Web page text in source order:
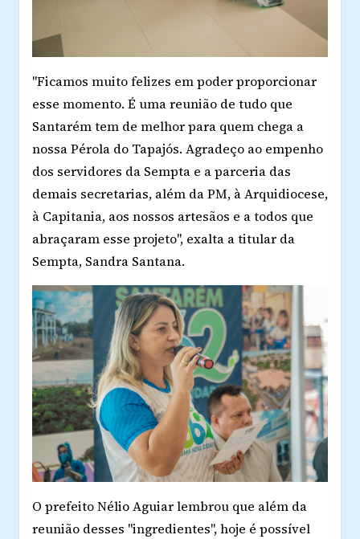
"Ficamos muito felizes em poder proporcionar
esse momento. É uma reunião de tudo que
Santarém tem de melhor para quem chega a
nossa Pérola do Tapajós. Agradeço ao empenho
dos servidores da Sempta e a parceria das
demais secretarias, além da PM, à Arquidiocese,
à Capitania, aos nossos artesãos e a todos que
abraçaram esse projeto", exalta a titular da
Sempta, Sandra Santana.
O prefeito Nélio Aguiar lembrou que além da
reunião desses "ingredientes", hoje é possível